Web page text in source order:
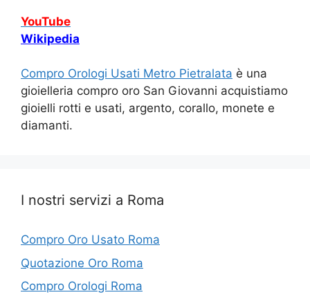
YouTube
Wikipedia
Compro Orologi Usati Metro Pietralata è una
gioielleria compro oro San Giovanni acquistiamo
gioielli rotti e usati, argento, corallo, monete e
diamanti.
I nostri servizi a Roma
Compro Oro Usato Roma
Quotazione Oro Roma
Compro Orologi Roma